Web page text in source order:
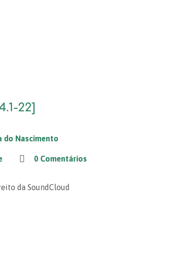
22]
do Nascimento
0 Comentários
da SoundCloud